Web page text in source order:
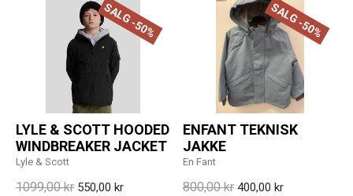
LYLE & SCOTT HOODED
WINDBREAKER JACKET
Lyle & Scott
1099,00 kr 550,00 kr
SALG -50%
ENFANT TEKNISK
JAKKE
En Fant
800,00 kr 400,00 kr
SALG -50%